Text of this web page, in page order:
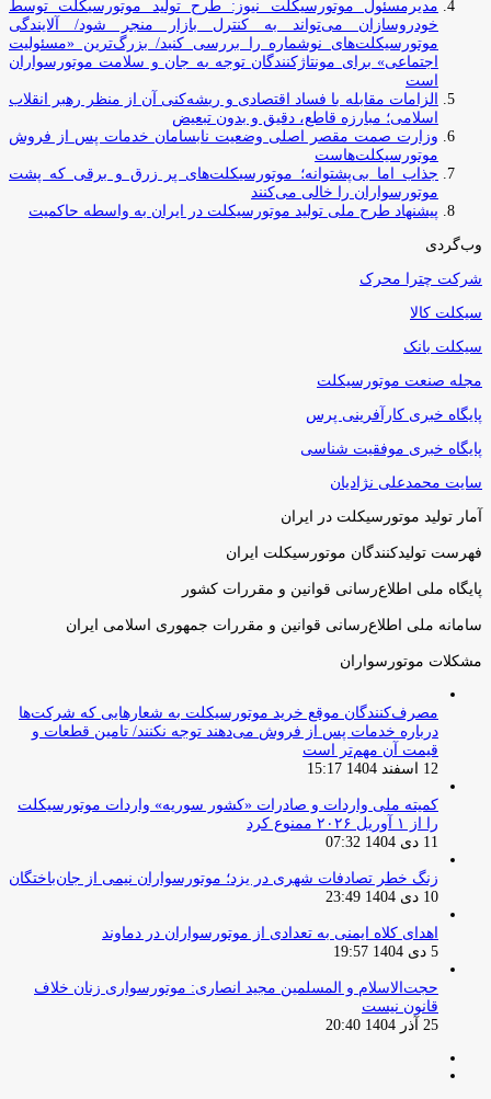
مدیرمسئول موتورسیکلت نیوز: طرح تولید موتورسیکلت توسط
خودروسازان می‌تواند به کنترل بازار منجر شود/ آلایندگی
موتورسیکلت‌های نوشماره را بررسی کنید/ بزرگ‌ترین «مسئولیت
اجتماعی» برای مونتاژکنندگان توجه به جان و سلامت موتورسواران
است
الزامات مقابله با فساد اقتصادی و ریشه‌کنی آن از منظر رهبر انقلاب
اسلامی؛ مبارزه قاطع، دقیق و بدون تبعیض
وزارت صمت مقصر اصلی وضعیت نابسامان خدمات پس از فروش
موتورسیکلت‌هاست
جذاب اما بی‌پشتوانه؛ موتورسیکلت‌های پر زرق‌ و برقی که پشت
موتورسواران را خالی می‌کنند
پیشنهاد طرح ملی تولید موتورسیکلت در ایران به واسطه حاکمیت
وب‌گردی
شرکت چترا محرک
سیکلت کالا
سیکلت بانک
مجله صنعت موتورسیکلت
پایگاه خبری کارآفرینی پرس
پایگاه خبری موفقیت شناسی
سایت محمدعلی نژادیان
آمار تولید موتورسیکلت در ایران
فهرست تولیدکنندگان موتورسیکلت ایران
پایگاه ملی اطلاع‌رسانی قوانین و مقررات کشور
سامانه ملی اطلاع‌رسانی قوانین و مقررات جمهوری اسلامی ایران
مشکلات موتورسواران
مصرف‌کنندگان موقع خرید موتورسیکلت به شعارهایی که شرکت‌ها
درباره خدمات پس از فروش می‌دهند توجه نکنند/ تامین قطعات و
قیمت آن مهم‌تر است
12 اسفند 1404 15:17
کمیته ملی واردات و صادرات «کشور سوریه» واردات موتورسیکلت
را از ۱ آوریل ۲۰۲۶ ممنوع کرد
11 دی 1404 07:32
زنگ خطر تصادفات شهری در یزد؛ موتورسواران نیمی از جان‌باختگان
10 دی 1404 23:49
اهدای کلاه ایمنی به تعدادی از موتورسواران در دماوند
5 دی 1404 19:57
حجت‌الاسلام و المسلمین مجید انصاری: موتورسواری زنان خلاف
قانون نیست
25 آذر 1404 20:40